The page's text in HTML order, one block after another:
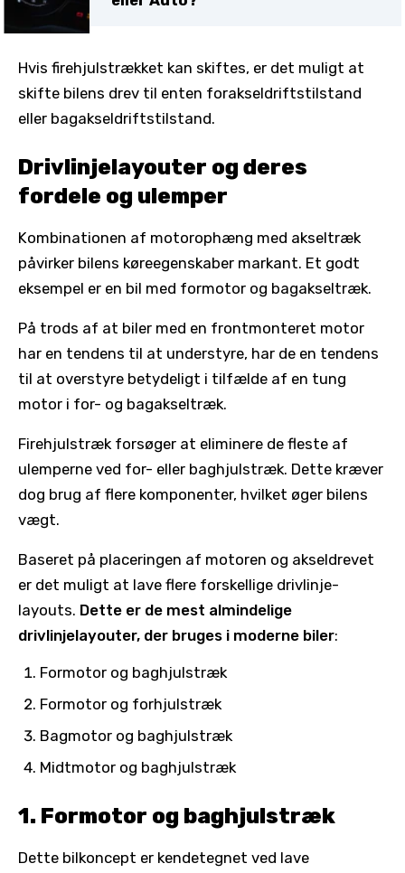
Hvis firehjulstrækket kan skiftes, er det muligt at
skifte bilens drev til enten forakseldriftstilstand
eller bagakseldriftstilstand.
Drivlinjelayouter og deres
fordele og ulemper
Kombinationen af motorophæng med akseltræk
påvirker bilens køreegenskaber markant. Et godt
eksempel er en bil med formotor og bagakseltræk.
På trods af at biler med en frontmonteret motor
har en tendens til at understyre, har de en tendens
til at overstyre betydeligt i tilfælde af en tung
motor i for- og bagakseltræk.
Firehjulstræk forsøger at eliminere de fleste af
ulemperne ved for- eller baghjulstræk. Dette kræver
dog brug af flere komponenter, hvilket øger bilens
vægt.
Baseret på placeringen af motoren og akseldrevet
er det muligt at lave flere forskellige drivlinje-
layouts. Dette er de mest almindelige
drivlinjelayouter, der bruges i moderne biler:
Formotor og baghjulstræk
Formotor og forhjulstræk
Bagmotor og baghjulstræk
Midtmotor og baghjulstræk
1. Formotor og baghjulstræk
Dette bilkoncept er kendetegnet ved lave